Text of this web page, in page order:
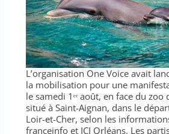
L’organisation One Voice avait
la mobilisation pour une
le samedi 1ᵉʳ août, en face du zoo
situé à Saint-Aignan, dans le
Loir-et-Cher, selon les
franceinfo et ICI Orléans. Les